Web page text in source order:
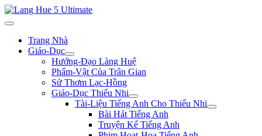
Trang Nhà
Giáo-Dục
Hướng-Đạo Làng Huệ
Phẩm-Vật Của Trân Gian
Sử Thơm Lạc-Hồng
Giáo-Dục Thiếu Nhi
Tài-Liệu Tiếng Anh Cho Thiếu Nhi
Bài Hát Tiếng Anh
Truyện Kể Tiếng Anh